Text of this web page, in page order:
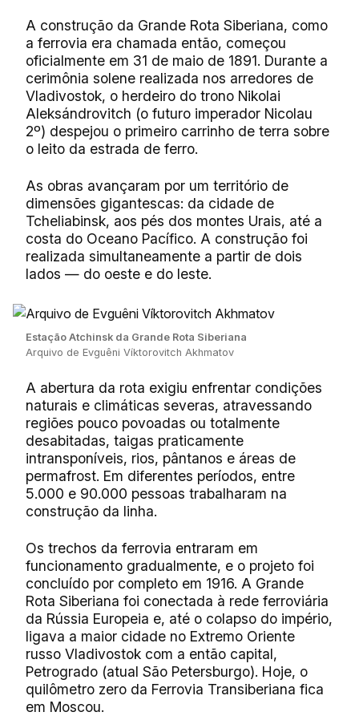
A construção da Grande Rota Siberiana, como
a ferrovia era chamada então, começou
oficialmente em 31 de maio de 1891. Durante a
cerimônia solene realizada nos arredores de
Vladivostok, o herdeiro do trono Nikolai
Aleksándrovitch (o futuro imperador Nicolau
2º) despejou o primeiro carrinho de terra sobre
o leito da estrada de ferro.
As obras avançaram por um território de
dimensões gigantescas: da cidade de
Tcheliabinsk, aos pés dos montes Urais, até a
costa do Oceano Pacífico. A construção foi
realizada simultaneamente a partir de dois
lados — do oeste e do leste.
Estação Atchinsk da Grande Rota Siberiana
Arquivo de Evguêni Víktorovitch Akhmatov
A abertura da rota exigiu enfrentar condições
naturais e climáticas severas, atravessando
regiões pouco povoadas ou totalmente
desabitadas, taigas praticamente
intransponíveis, rios, pântanos e áreas de
permafrost. Em diferentes períodos, entre
5.000 e 90.000 pessoas trabalharam na
construção da linha.
Os trechos da ferrovia entraram em
funcionamento gradualmente, e o projeto foi
concluído por completo em 1916. A Grande
Rota Siberiana foi conectada à rede ferroviária
da Rússia Europeia e, até o colapso do império,
ligava a maior cidade no Extremo Oriente
russo Vladivostok com a então capital,
Petrogrado (atual São Petersburgo). Hoje, o
quilômetro zero da Ferrovia Transiberiana fica
em Moscou.